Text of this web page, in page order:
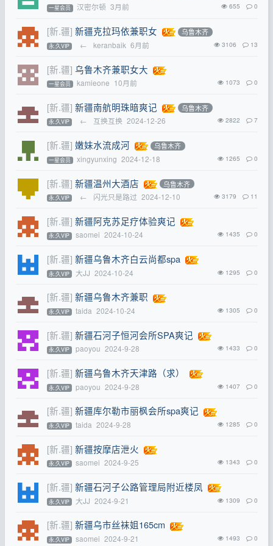
一星会员 汉密尔顿 3月前 655 0
[新.疆] 新疆克拉玛依兼职女 乌鲁木齐
永.久VIP ← keranbaik 6月前 3106 13
[新.疆] 乌鲁木齐兼职女大
一星会员 kamieone 10月前 1073 0
[新.疆] 新疆南航明珠暗爽记 乌鲁木齐
永.久VIP ← 互换互换 2024-12-26 2822 7
[新.疆] 嫩妹水流成河 乌鲁木齐
一星会员 xingyunxing 2024-12-18 1265 0
[新.疆] 新疆温州大酒店 乌鲁木齐
永.久VIP ← 闪光只是路过 2024-12-10 3179 11
[新.疆] 新疆阿克苏足疗体验爽记
永.久VIP saomei 2024-10-24 1435 0
[新.疆] 新疆乌鲁木齐白云尚都spa
永.久VIP 大JJ 2024-10-24 1295 0
[新.疆] 新疆乌鲁木齐兼职
永.久VIP taida 2024-10-24 1305 0
[新.疆] 新疆石河子恒河会所SPA爽记
永.久VIP paoyou 2024-9-28 1433 0
[新.疆] 新疆乌鲁木齐天津路（求）
永.久VIP paoyou 2024-9-28 1407 0
[新.疆] 新疆库尔勒市丽枫会所spa爽记
永.久VIP taida 2024-9-28 1285 0
[新.疆] 新疆按摩店泄火
永.久VIP saomei 2024-9-25 1343 0
[新.疆] 新疆石河子公路管理局附近楼凤
永.久VIP 大JJ 2024-9-21 1309 0
[新.疆] 新疆乌市丝袜姐165cm
永.久VIP saomei 2024-9-21 1493 0